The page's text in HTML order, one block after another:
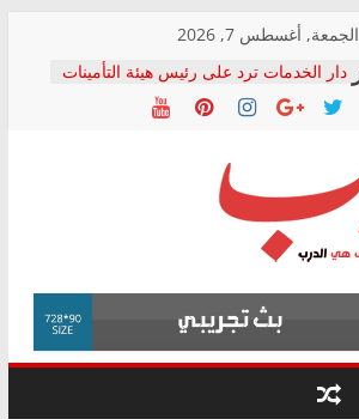
الجمعة, أغسطس 7, 2026
دار الخدمات ترد على رئيس هيئة التأمينات
بعد مؤتمره الصحفي: إنكار الأزمة لا ينهي
معاناة أصحاب المعاشات.. ونطالب بكشف
فرحات سليمان يكتب: القطاع الصحي إلى
أين؟
حزب التحالف الشعبي يطلق لجنة “الحق
في الصحة” بالإسكندرية لرصد الانتهاكات
ودعم المرضى
الوزاري لمدينة الصحفيين.. وانتهاء أعمال
إنشاء المبنى الإداري
المجلس القومي لحقوق الإنسان يعلن
متابعة قضية الدكتور محمد زهران.. ويؤكد:
قرينة البراءة وضمانات المحاكمة العادلة